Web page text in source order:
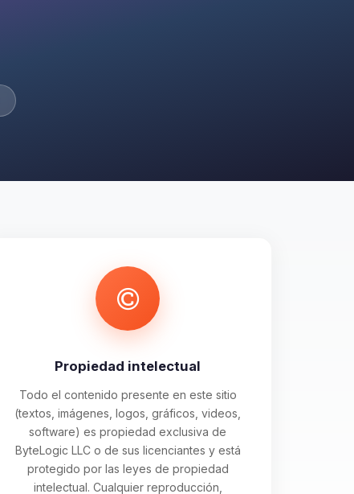
Propiedad intelectual
Todo el contenido presente en este sitio
(textos, imágenes, logos, gráficos, videos,
software) es propiedad exclusiva de
ByteLogic LLC o de sus licenciantes y está
protegido por las leyes de propiedad
intelectual. Cualquier reproducción,